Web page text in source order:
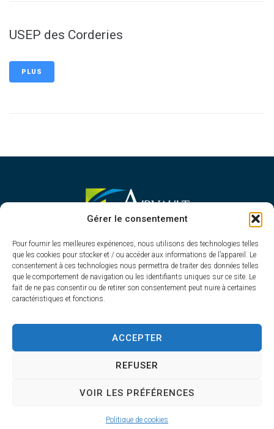
Gérer le consentement
Pour fournir les meilleures expériences, nous utilisons des technologies telles
que les cookies pour stocker et / ou accéder aux informations de l’appareil. Le
consentement à ces technologies nous permettra de traiter des données telles
que le comportement de navigation ou les identifiants uniques sur ce site. Le
fait de ne pas consentir ou de retirer son consentement peut nuire à certaines
caractéristiques et fonctions.
ACCEPTER
REFUSER
VOIR LES PRÉFÉRENCES
Politique de cookies
USEP des Corderies
PLUS
MAIRIE D'AIRVAULT
1 Rue Constant Balquet,
79600 Airvault
05 49 64 70 13
Contacter la mairie
Du lundi au vendredi
de 8h30 à 12h30 et de 13h45 à 17h30
AccessibilitéPlan du siteConfidentialité
Airvault 2025 - Propulsé par Utopia